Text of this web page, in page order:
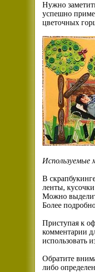
Нужно
успешно
цветочных
Используемые
В
ленты,
Можно
Более
Приступая к
комментарии
использовать
Обратите
либо